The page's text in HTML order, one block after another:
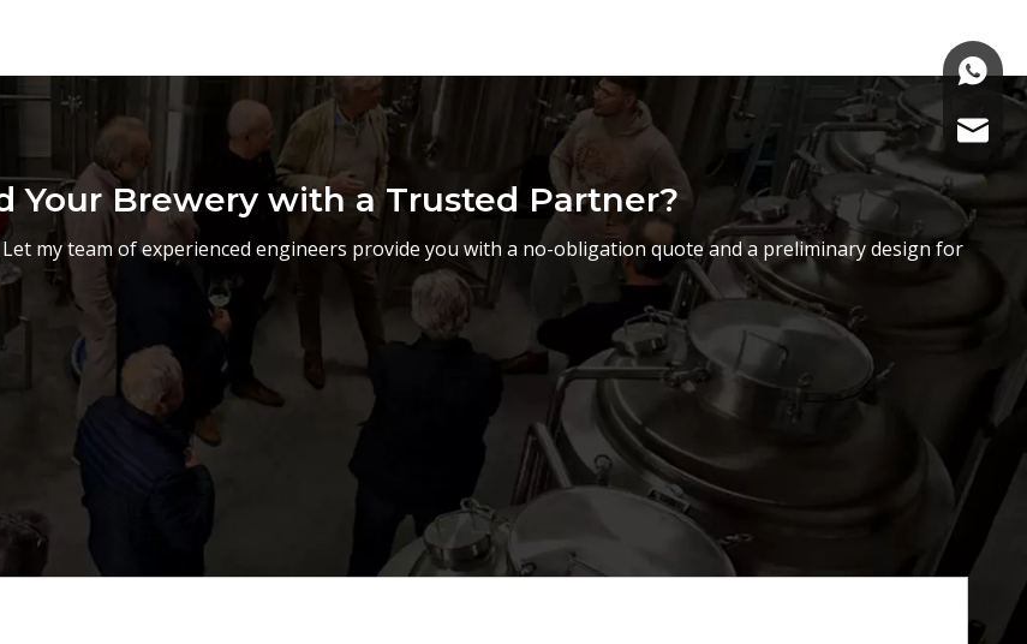
Your Brewery with a Trusted Partner?
my team of experienced engineers provide you with a no-obligation quote and a preliminary design for
+86-